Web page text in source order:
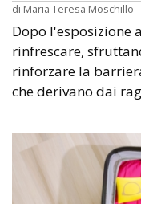
di Maria Teresa Moschillo
Dopo l'esposizione
rinfrescare,
rinforzare la
che derivano dai